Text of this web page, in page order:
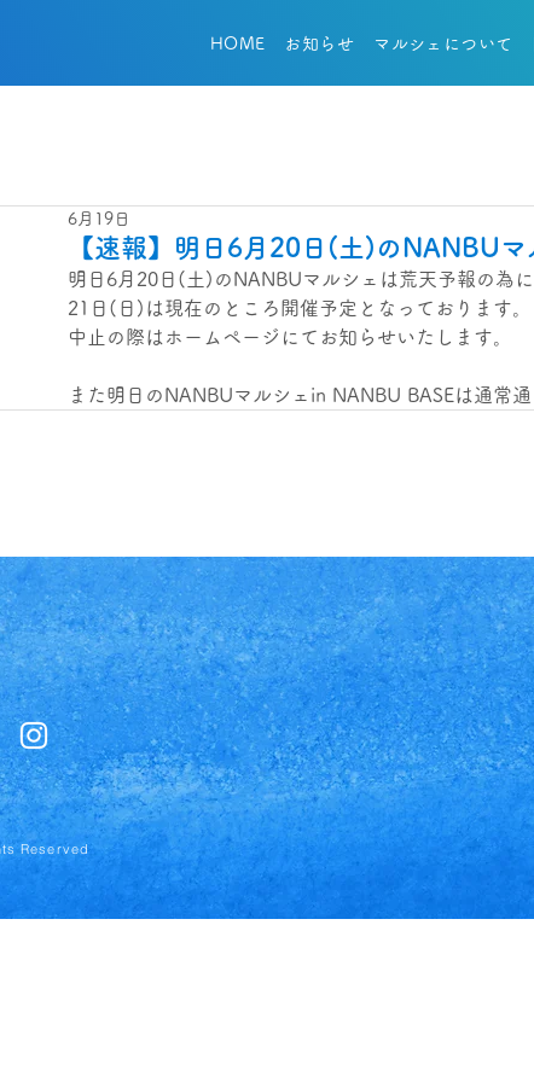
HOME お知らせ マルシェについて
【速報】明日6月20日(土)のNANBU
6月19日
明日6月20日(土)のNANBUマルシェは荒天予報の為に
21日(日)は現在のところ開催予定となっております。
中止の際はホームページにてお知らせいたします。
また明日のNANBUマルシェin NANBU BASEは通常通
Reserved